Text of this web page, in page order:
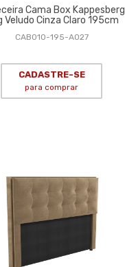
Cama Box Kappesberg
Veludo Cinza Claro 195cm
CAB010-195-A027
CADASTRE-SE
para comprar